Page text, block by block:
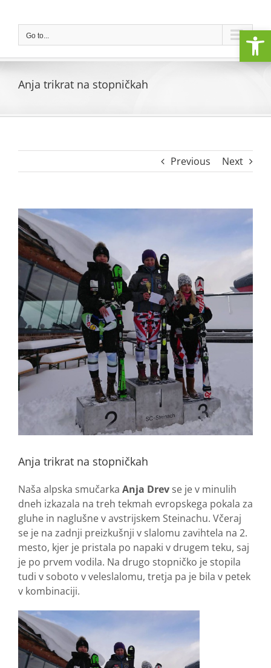
contentGo to...
Anja trikrat na stopničkah
Previous Next
View
Larger
Image
Anja trikrat na stopničkah
Naša alpska smučarka Anja Drev se je v minulih
dneh izkazala na treh tekmah evropskega pokala za
gluhe in naglušne v avstrijskem Steinachu. Včeraj
se je na zadnji preizkušnji v slalomu zavihtela na 2.
mesto, kjer je pristala po napaki v drugem teku, saj
je po prvem vodila. Na drugo stopničko je stopila
tudi v soboto v veleslalomu, tretja pa je bila v petek
v kombinaciji.